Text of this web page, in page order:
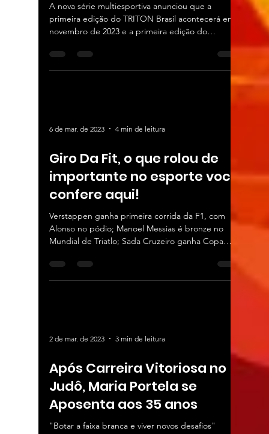
A nova série multiesportiva anunciou que a
primeira edição do TRITON Brasil acontecerá em
novembro de 2023 e a primeira edição do
6 de mar. de 2023 4 min de leitura
Giro Da Fit, o que rolou de
importante no esporte você
confere aqui!
Verstappen ganha primeira corrida da F1, com
Alonso no pódio; Manoel Messias é bronze no
Mundial de Triatlo; Sada Cruzeiro ganha Copa
2 de mar. de 2023 3 min de leitura
Após Carreira Vitoriosa no
Judô, Maria Portela se
Aposenta aos 35 anos
"Botar a faixa branca e viver novos desafios"